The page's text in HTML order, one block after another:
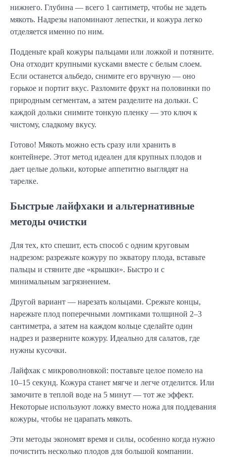
нижнего. Глубина — всего 1 сантиметр, чтобы не задеть
мякоть. Надрезы напоминают лепестки, и кожура легко
отделяется именно по ним.
Подденьте край кожуры пальцами или ложкой и потяните.
Она отходит крупными кусками вместе с белым слоем.
Если останется альбедо, снимите его вручную — оно
горькое и портит вкус. Разломите фрукт на половинки по
природным сегментам, а затем разделите на дольки. С
каждой дольки снимите тонкую пленку — это ключ к
чистому, сладкому вкусу.
Готово! Мякоть можно есть сразу или хранить в
контейнере. Этот метод идеален для крупных плодов и
дает целые дольки, которые аппетитно выглядят на
тарелке.
Быстрые лайфхаки и альтернативные
методы очистки
Для тех, кто спешит, есть способ с одним круговым
надрезом: разрежьте кожуру по экватору плода, вставьте
пальцы и стяните две «крышки». Быстро и с
минимальным загрязнением.
Другой вариант — нарезать кольцами. Срежьте концы,
нарежьте плод поперечными ломтиками толщиной 2–3
сантиметра, а затем на каждом кольце сделайте один
надрез и разверните кожуру. Идеально для салатов, где
нужны кусочки.
Лайфхак с микроволновкой: поставьте целое помело на
10–15 секунд. Кожура станет мягче и легче отделится. Или
замочите в теплой воде на 5 минут — тот же эффект.
Некоторые используют ложку вместо ножа для поддевания
кожуры, чтобы не царапать мякоть.
Эти методы экономят время и силы, особенно когда нужно
почистить несколько плодов для большой компании.